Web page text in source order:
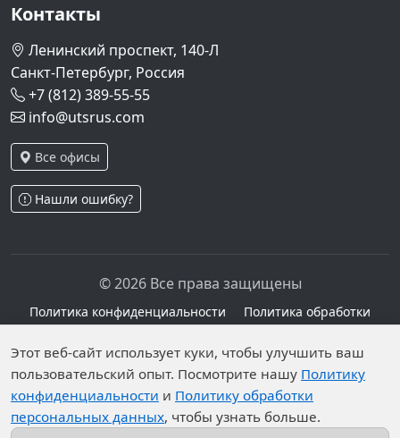
Контакты
Ленинский проспект, 140-Л
Санкт-Петербург, Россия
+7 (812) 389-55-55
info@utsrus.com
Все офисы
Нашли ошибку?
© 2026 Все права защищены
Политика конфиденциальности
Политика обработки
персональных данных
Персональные данные опубликованы на сайте при
наличии правовых оснований в соответствии с ч.1
ст.6 и ст.10.1 152-ФЗ. Субъектами установлены
запреты на обработку неограниченных кругом лиц
Этот веб-сайт использует куки, чтобы улучшить ваш
пользовательский опыт. Посмотрите нашу Политику
конфиденциальности и Политику обработки
персональных данных, чтобы узнать больше.